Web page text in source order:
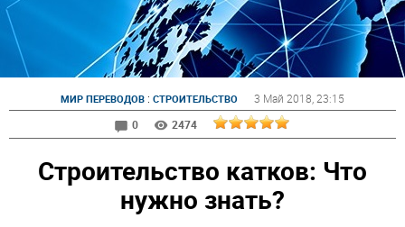
МИР ПЕРЕВОДОВ : СТРОИТЕЛЬСТВО 3 Май 2018 , 23:15
0
2474
Строительство катков: Что
нужно знать?